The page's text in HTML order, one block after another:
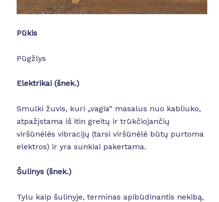
Pūkis
Pūgžlys
Elektrikai (šnek.)
Smulki žuvis, kuri „vagia“ masalus nuo kabliuko,
atpažįstama iš itin greitų ir trūkčiojančių
viršūnėlės vibracijų (tarsi viršūnėlė būtų purtoma
elektros) ir yra sunkiai pakertama.
Šulinys (šnek.)
Tylu kaip šulinyje, terminas apibūdinantis nekibą,